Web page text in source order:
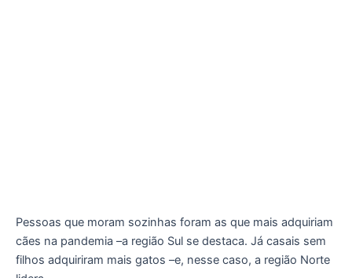
Pessoas que moram sozinhas foram as que mais adquiriam
cães na pandemia –a região Sul se destaca. Já casais sem
filhos adquiriram mais gatos –e, nesse caso, a região Norte